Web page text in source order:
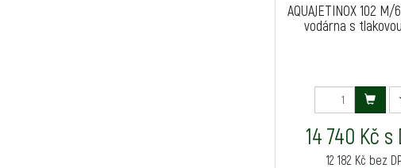
AQUAJETINOX 102
vodárna s
14 740 Kč s
12 182 Kč bez